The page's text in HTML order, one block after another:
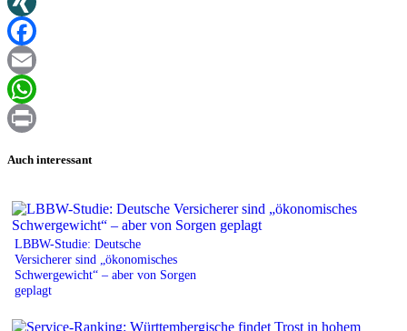
XING
Facebook
Email
WhatsApp
Auch interessant
LBBW-Studie: Deutsche
Versicherer sind „ökonomisches
Schwergewicht“ – aber von Sorgen
geplagt